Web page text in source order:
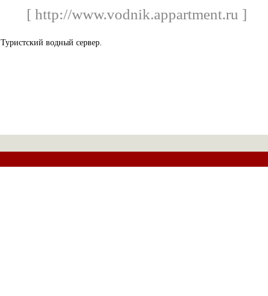
[ http://www.vodnik.appartment.ru ]
Туристский водный сервер.